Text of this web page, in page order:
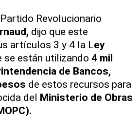
Revolucionario
dijo que este
artículos 3 y 4 la Ley
se están utilizando 4 mil
de Bancos,
de estos recursos para
del Ministerio de Obras